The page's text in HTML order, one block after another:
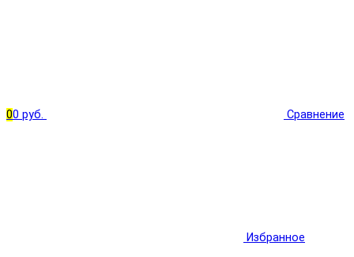
00 руб. Сравнение
Избранное